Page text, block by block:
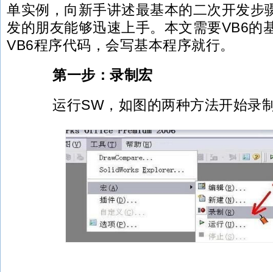
单实例，向新手讲述最基本的二次开发步
发的朋友能够迅速上手。本文需要VB6的
VB6程序代码，会写基本程序就行。
第一步：录制宏
运行SW，如图的两种方法开始录